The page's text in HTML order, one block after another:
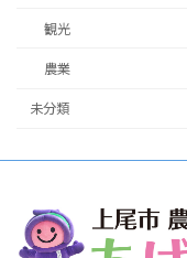
観光
農業
未分類